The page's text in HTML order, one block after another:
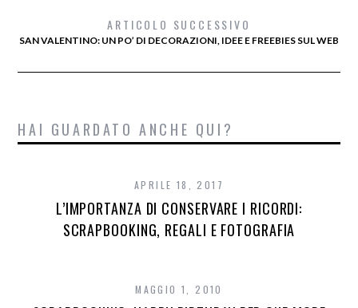
ARTICOLO SUCCESSIVO
SAN VALENTINO: UN PO’ DI DECORAZIONI, IDEE E FREEBIES SUL WEB
HAI GUARDATO ANCHE QUI?
APRILE 18, 2017
L’IMPORTANZA DI CONSERVARE I RICORDI:
SCRAPBOOKING, REGALI E FOTOGRAFIA
MAGGIO 1, 2010